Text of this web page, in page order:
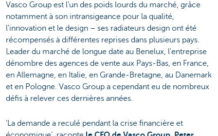
Vasco Group est l'un des poids lourds du marché, grâce
notamment à son intransigeance pour la qualité,
l'innovation et le design – ses radiateurs design ont été
récompensés à différentes reprises dans plusieurs pays.
Leader du marché de longue date au Benelux, l'entreprise
dénombre des agences de vente aux Pays-Bas, en France,
en Allemagne, en Italie, en Grande-Bretagne, au Danemark
et en Pologne. Vasco Group a cependant eu de nombreux
défis à relever ces dernières années.
‘La demande a reculé pendant la crise financière et